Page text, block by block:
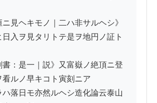
ニ見ヘキモノ｜二ハ非サルヘシ》
入ヲ見タリトテ是ヲ地円ノ証ト
書：是一｜説》又富嶽ノ絶頂ニ登
看ルノ早キコト寅刻ニア
ハ落日モ亦然ルヘシ造化論云泰山